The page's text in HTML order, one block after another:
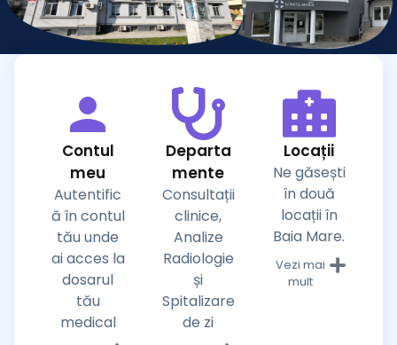
Contul
meu
Autentific
ă în contul
tău unde
ai acces la
dosarul
tău
medical
Departa
mente
Consultații
clinice,
Analize
Radiologie
și
Spitalizare
de zi
Locații
Ne găsești
în două
locații în
Baia Mare.
Vezi mai
mult